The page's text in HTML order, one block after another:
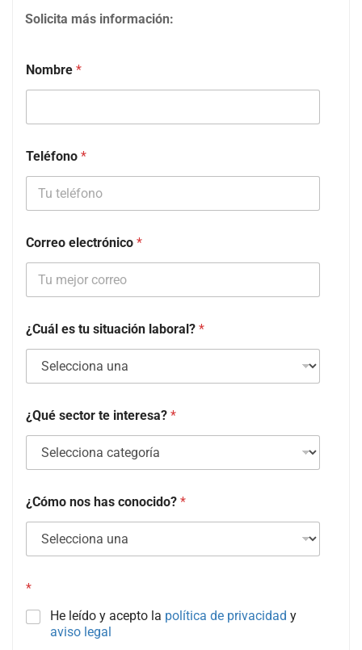
Solicita más información:
Nombre *
Teléfono *
Correo electrónico *
¿Cuál es tu situación laboral? *
¿Qué sector te interesa? *
¿Cómo nos has conocido? *
*
He leído y acepto la política de privacidad y
aviso legal